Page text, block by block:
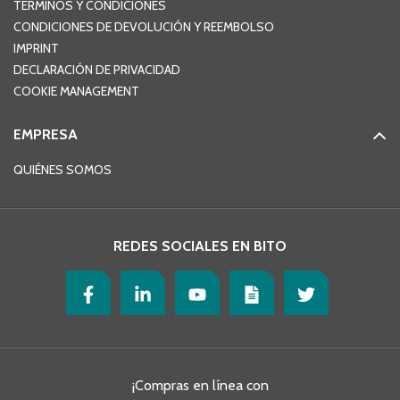
TERMINOS Y CONDICIONES
CONDICIONES DE DEVOLUCIÓN Y REEMBOLSO
IMPRINT
DECLARACIÓN DE PRIVACIDAD
COOKIE MANAGEMENT
EMPRESA
QUIÉNES SOMOS
REDES SOCIALES EN BITO
¡Compras en línea con